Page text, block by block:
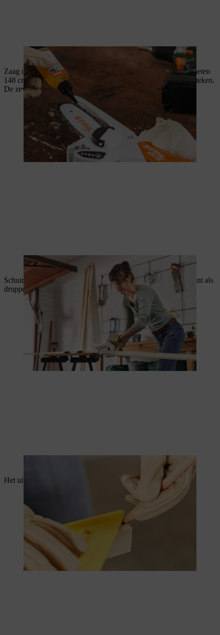
Enkele druppeltjes olie op de snoeizaag aanbrengen.
Zaag de latten op de juiste lengte. De vier loodrechte latten moeten
148 cm lang zijn en 2 cm langs de onderste horizontale lat uitsteken.
De zeven horizontale latten zijn 75 cm lang.
De latten worden op het juiste formaat gezaagd.
Schuin de uiteinden van de loodrechte latten langs de brede kant als
druppelkant af zodat de latten er langs voor recht uitzien.
Het uiteinde van de lat wordt als een druppelkant afgeschuind.
Het uiteinde van de lat wordt als een druppelkant afgeschuind.